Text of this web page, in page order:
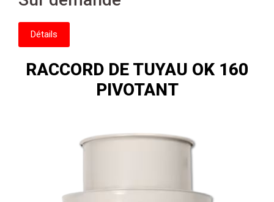
Détails
RACCORD DE TUYAU OK 160
PIVOTANT